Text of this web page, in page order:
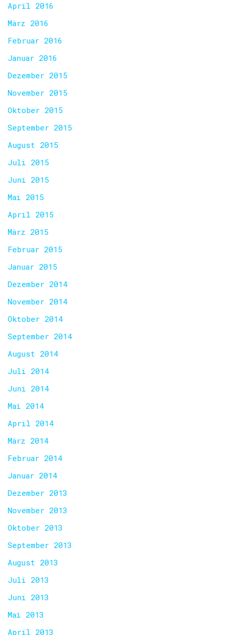
April 2016
März 2016
Februar 2016
Januar 2016
Dezember 2015
November 2015
Oktober 2015
September 2015
August 2015
Juli 2015
Juni 2015
Mai 2015
April 2015
März 2015
Februar 2015
Januar 2015
Dezember 2014
November 2014
Oktober 2014
September 2014
August 2014
Juli 2014
Juni 2014
Mai 2014
April 2014
März 2014
Februar 2014
Januar 2014
Dezember 2013
November 2013
Oktober 2013
September 2013
August 2013
Juli 2013
Juni 2013
Mai 2013
April 2013